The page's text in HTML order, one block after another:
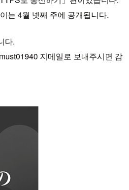
는 4월 넷째 주에 공개됩니다.
다.
지메일로 보내주시면 감